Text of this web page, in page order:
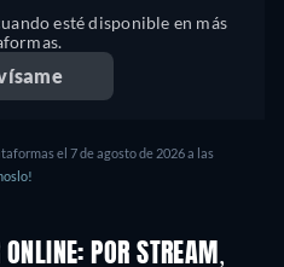
esté disponible en más
el 7 de agosto de 2026 a las
POR STREAM,